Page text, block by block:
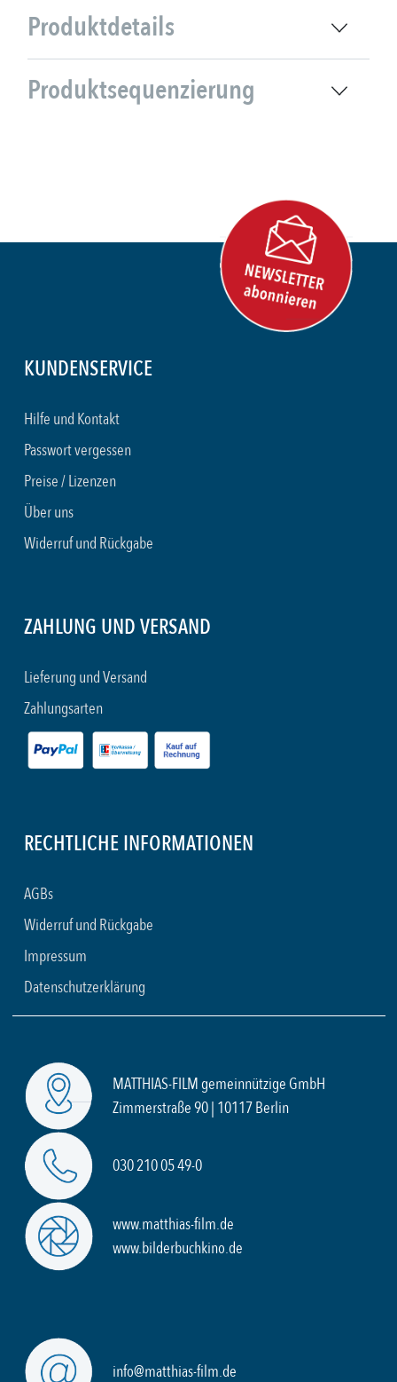
Produktdetails
Produktsequenzierung
KUNDENSERVICE
Hilfe und Kontakt
Passwort vergessen
Preise / Lizenzen
Über uns
Widerruf und Rückgabe
ZAHLUNG UND VERSAND
Lieferung und Versand
Zahlungsarten
RECHTLICHE INFORMATIONEN
AGBs
Widerruf und Rückgabe
Impressum
Datenschutzerklärung
MATTHIAS-FILM gemeinnützige GmbH
Zimmerstraße 90 | 10117 Berlin
030 210 05 49-0
www.matthias-film.de
www.bilderbuchkino.de
info@matthias-film.de